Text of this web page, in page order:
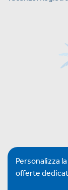
Personalizza
offerte